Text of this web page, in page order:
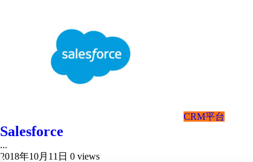
CRM平台
Salesforce
...
2018年10月11日 0 views